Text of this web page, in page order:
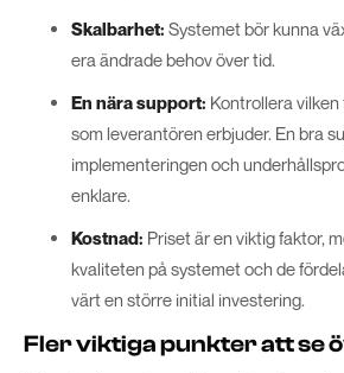
Skalbarhet: Systemet bör kunna
era ändrade behov över tid.
En nära support: Kontrollera
som leverantören erbjuder. En bra
implementeringen och
enklare.
Kostnad: Priset är en viktig faktor,
kvaliteten på systemet och de
värt en större initial investering.
Fler viktiga punkter att se